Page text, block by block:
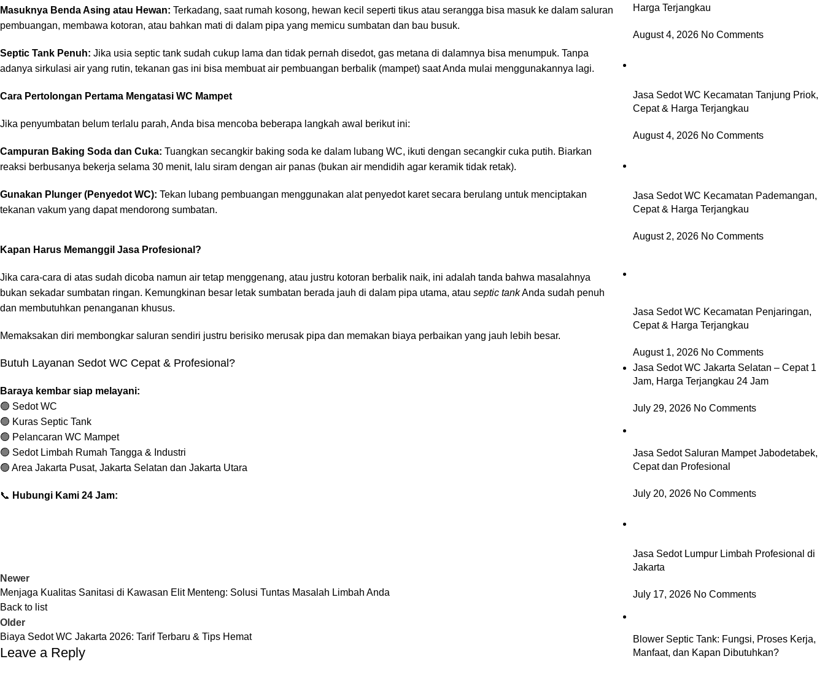
Masuknya Benda Asing atau Hewan: Terkadang, saat rumah kosong, hewan kecil seperti tikus atau serangga bisa masuk ke dalam saluran
pembuangan, membawa kotoran, atau bahkan mati di dalam pipa yang memicu sumbatan dan bau busuk.
Septic Tank Penuh: Jika usia septic tank sudah cukup lama dan tidak pernah disedot, gas metana di dalamnya bisa menumpuk. Tanpa
adanya sirkulasi air yang rutin, tekanan gas ini bisa membuat air pembuangan berbalik (mampet) saat Anda mulai menggunakannya lagi.
Cara Pertolongan Pertama Mengatasi WC Mampet
Jika penyumbatan belum terlalu parah, Anda bisa mencoba beberapa langkah awal berikut ini:
Campuran Baking Soda dan Cuka: Tuangkan secangkir baking soda ke dalam lubang WC, ikuti dengan secangkir cuka putih. Biarkan
reaksi berbusanya bekerja selama 30 menit, lalu siram dengan air panas (bukan air mendidih agar keramik tidak retak).
Gunakan Plunger (Penyedot WC): Tekan lubang pembuangan menggunakan alat penyedot karet secara berulang untuk menciptakan
tekanan vakum yang dapat mendorong sumbatan.
Kapan Harus Memanggil Jasa Profesional?
Jika cara-cara di atas sudah dicoba namun air tetap menggenang, atau justru kotoran berbalik naik, ini adalah tanda bahwa masalahnya
bukan sekadar sumbatan ringan. Kemungkinan besar letak sumbatan berada jauh di dalam pipa utama, atau septic tankAnda sudah penuh
dan membutuhkan penanganan khusus.
Memaksakan diri membongkar saluran sendiri justru berisiko merusak pipa dan memakan biaya perbaikan yang jauh lebih besar.
Butuh Layanan Sedot WC Cepat & Profesional?
Baraya kembar siap melayani:
🟢 Sedot WC
🟢 Kuras Septic Tank
🟢 Pelancaran WC Mampet
🟢 Sedot Limbah Rumah Tangga & Industri
🟢 Area Jakarta Pusat, Jakarta Selatan dan Jakarta Utara
📞 Hubungi Kami 24 Jam:
Newer
Menjaga Kualitas Sanitasi di Kawasan Elit Menteng: Solusi Tuntas Masalah Limbah Anda
Back to list
Older
Biaya Sedot WC Jakarta 2026: Tarif Terbaru & Tips Hemat
Leave a Reply
Harga Terjangkau
August 4, 2026 No Comments
Jasa Sedot WC Kecamatan Tanjung Priok,
Cepat & Harga Terjangkau
August 4, 2026 No Comments
Jasa Sedot WC Kecamatan Pademangan,
Cepat & Harga Terjangkau
August 2, 2026 No Comments
Jasa Sedot WC Kecamatan Penjaringan,
Cepat & Harga Terjangkau
August 1, 2026 No Comments
Jasa Sedot WC Jakarta Selatan – Cepat 1
Jam, Harga Terjangkau 24 Jam
July 29, 2026 No Comments
Jasa Sedot Saluran Mampet Jabodetabek,
Cepat dan Profesional
July 20, 2026 No Comments
Jasa Sedot Lumpur Limbah Profesional di
Jakarta
July 17, 2026 No Comments
Blower Septic Tank: Fungsi, Proses Kerja,
Manfaat, dan Kapan Dibutuhkan?